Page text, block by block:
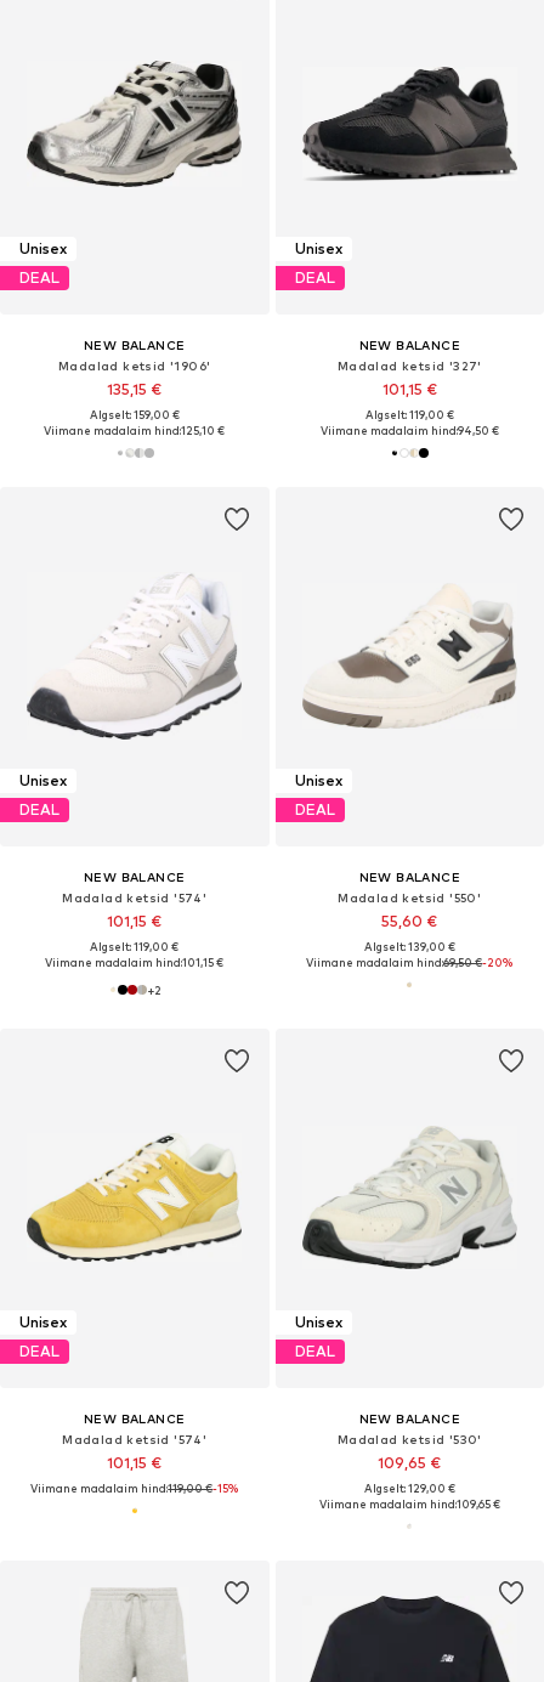
Unisex
DEAL
NEW BALANCE
Madalad ketsid '1906'
135,15 €
Algselt: 159,00 €
Viimane madalaim hind:125,10 €
Unisex
DEAL
NEW BALANCE
Madalad ketsid '327'
101,15 €
Algselt: 119,00 €
Viimane madalaim hind:94,50 €
Unisex
DEAL
NEW BALANCE
Madalad ketsid '574'
101,15 €
Algselt: 119,00 €
Viimane madalaim hind:101,15 €
+2
Unisex
DEAL
NEW BALANCE
Madalad ketsid '550'
55,60 €
Algselt: 139,00 €
Viimane madalaim hind:69,50 €-20%
Unisex
DEAL
NEW BALANCE
Madalad ketsid '574'
101,15 €
Viimane madalaim hind:119,00 €-15%
Unisex
DEAL
NEW BALANCE
Madalad ketsid '530'
109,65 €
Algselt: 129,00 €
Viimane madalaim hind:109,65 €